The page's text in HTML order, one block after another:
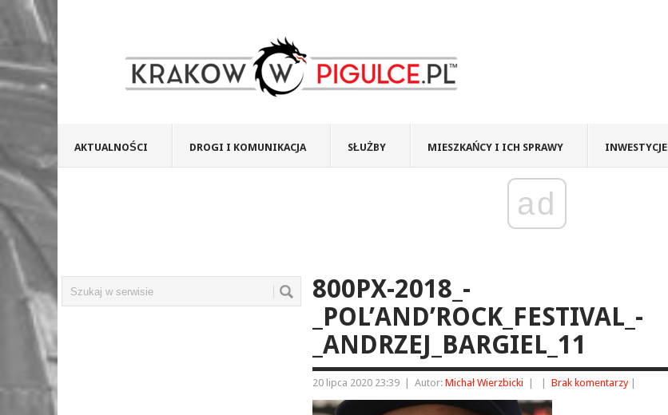
AKTUALNOŚCI DROGI I KOMUNIKACJA SŁUŻBY MIESZKAŃCY I ICH SPRAWY INWESTYCJE
ad
800PX-2018_-
_POL’AND’ROCK_FESTIVAL_-
_ANDRZEJ_BARGIEL_11
20 lipca 2020 23:39 Autor: Michał Wierzbicki Brak komentarzy